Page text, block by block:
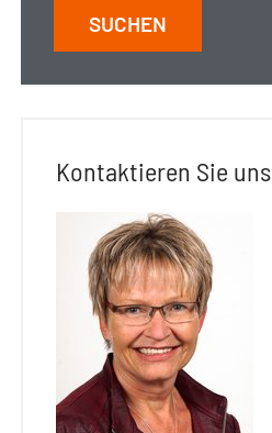
SUCHEN
Kontaktieren Sie uns